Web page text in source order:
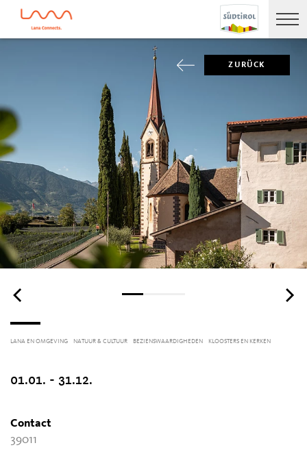
ZURÜCK
LANA EN OMGEVING NATUUR & CULTUUR BEZIENSWAARDIGHEDEN KLOOSTERS EN KERKEN
01.01. - 31.12.
Contact
39011